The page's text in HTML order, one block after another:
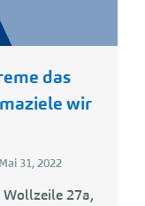
das
wir
Mai 31, 2022
Wollzeile 27a,